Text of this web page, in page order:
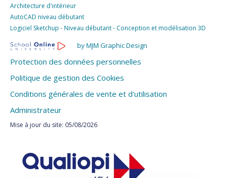
Architecture d'intérieur
AutoCAD niveau débutant
Logiciel Sketchup - Niveau débutant - Conception et modélisation 3D
by MJM Graphic Design
Protection des données personnelles
Politique de gestion des Cookies
Conditions générales de vente et d'utilisation
Administrateur
Mise à jour du site: 05/08/2026